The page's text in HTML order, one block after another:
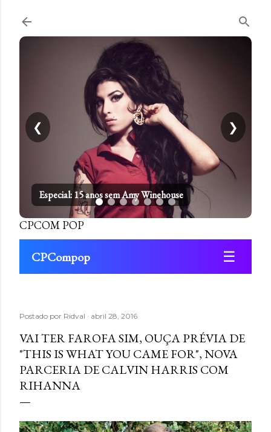
Especial: 15 anos sem Amy Winehouse
❮ ❯
CPCOM POP
CPCompop ☰
Postado por Ridval abril 28, 2016
VAI TER FAROFA SIM, OUÇA PRÉVIA DE
"THIS IS WHAT YOU CAME FOR", NOVA
PARCERIA DE CALVIN HARRIS COM
RIHANNA